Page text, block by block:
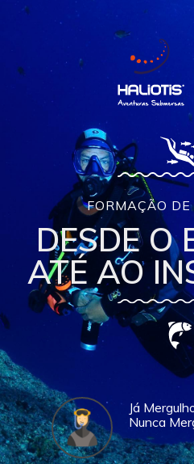
FORMAÇÃO DE
DESDE O
ATÉ AO
Já
Nunca
Já
Nunca